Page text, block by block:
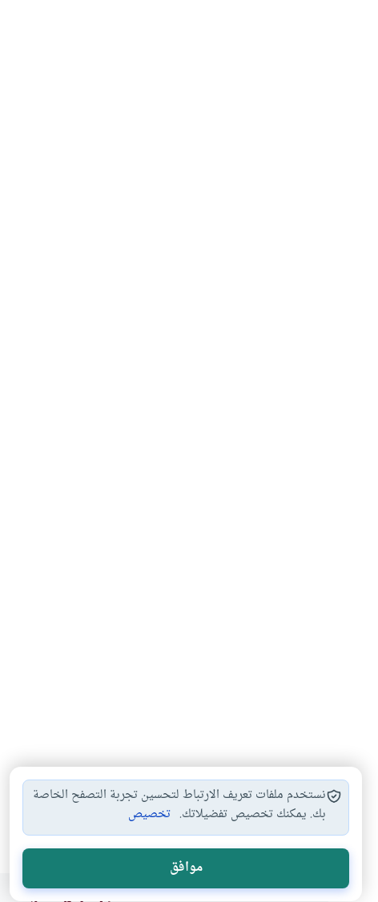
قراءة القرآن
نستخدم ملفات تعريف الارتباط لتحسين تجربة التصفح الخاصة
بك. يمكنك تخصيص تفضيلاتك. تخصيص
موافق